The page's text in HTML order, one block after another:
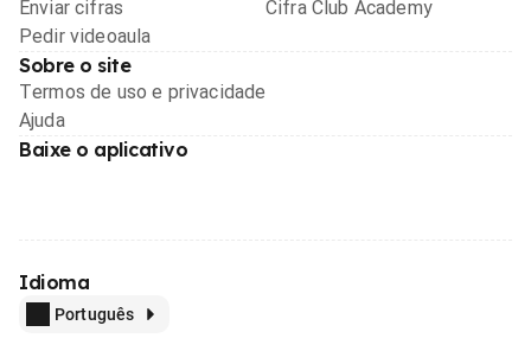
Enviar cifras
Pedir videoaula
Cifra Club Academy
Sobre o site
Termos de uso e privacidade
Ajuda
Baixe o aplicativo
Idioma
Português